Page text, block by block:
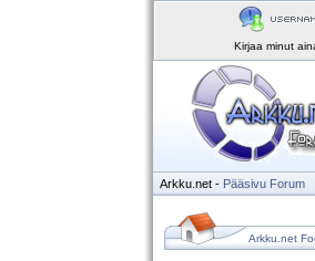
Kirjaa minut
Arkku.net - Pääsivu Forum
Arkku.net